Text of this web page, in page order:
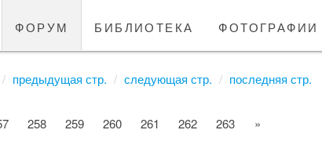
форум библиотека фотографии
предыдущая стр. следующая стр. последняя стр.
258 259 260 261 262 263 »